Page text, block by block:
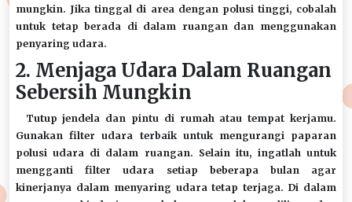
mungkin. Jika tinggal di area dengan polusi tinggi, cobalah
untuk tetap berada di dalam ruangan dan menggunakan
penyaring udara.
2. Menjaga Udara Dalam Ruangan
Sebersih Mungkin
Tutup jendela dan pintu di rumah atau tempat kerjamu.
Gunakan filter udara terbaik untuk mengurangi paparan
polusi udara di dalam ruangan. Selain itu, ingatlah untuk
mengganti filter udara setiap beberapa bulan agar
kinerjanya dalam menyaring udara tetap terjaga. Di dalam